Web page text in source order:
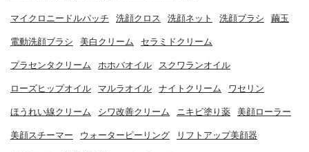
マイクロニードルパッチ 洗顔クロス 洗顔ネット 洗顔ブラシ 繭玉
電動洗顔ブラシ 美白クリーム セラミドクリーム
プラセンタクリーム ホホバオイル スクワランオイル
ローズヒップオイル マルラオイル ナイトクリーム ワセリン
ほうれい線クリーム シワ改善クリーム ニキビ塗り薬 美顔ローラー
美顔スチーマー ウォーターピーリング リフトアップ美顔器